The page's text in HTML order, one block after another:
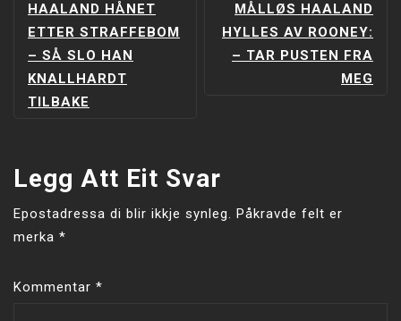
INNLEGGSNAVIGERING
HAALAND HÅNET
ETTER STRAFFEBOM
– SÅ SLO HAN
KNALLHARDT
TILBAKE
MÅLLØS HAALAND
HYLLES AV ROONEY:
– TAR PUSTEN FRA
MEG
Legg Att Eit Svar
Epostadressa di blir ikkje synleg. Påkravde felt er
merka *
Kommentar *